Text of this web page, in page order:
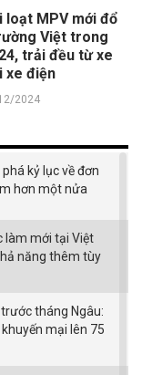
loạt MPV mới đổ
Việt trong
trải đều từ xe
xe điện
2024
kỷ lục về đơn
hơn một nửa
làm mới tại Việt
năng thêm tùy
tháng Ngâu:
mại lên 75